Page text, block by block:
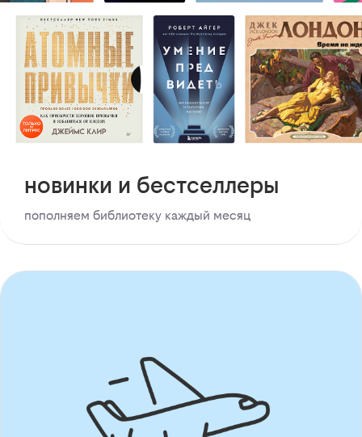
новинки и бестселлеры
пополняем библиотеку каждый месяц